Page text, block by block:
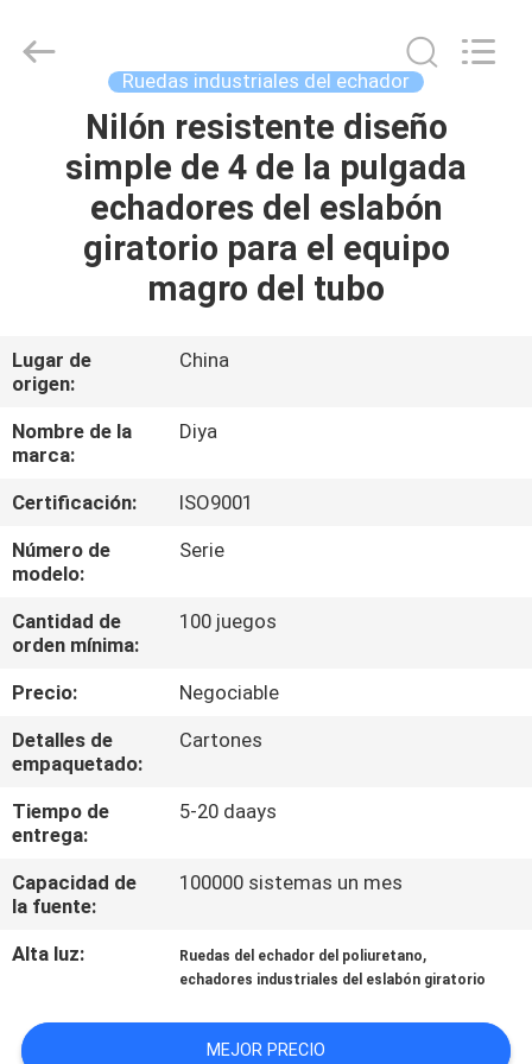
HOGAR
PRODUCTOS
SOBRE
VIAJE
DE
LA
FÁBRICA
CONTROL
DE
ÉNTRENOS
EN
CONTACTO
CON
NOTICIAS
CASOS
Ruedas industriales del echador
Nilón resistente diseño
simple de 4 de la pulgada
echadores del eslabón
giratorio para el equipo
magro del tubo
Lugar de
origen:
China
Nombre de la
marca:
Diya
Certificación:
ISO9001
Número de
modelo:
Serie
Cantidad de
orden mínima:
100 juegos
Precio:
Negociable
Detalles de
empaquetado:
Cartones
Tiempo de
entrega:
5-20 daays
Capacidad de
la fuente:
100000 sistemas un mes
Alta luz: Ruedas del echador del poliuretano,
echadores industriales del eslabón giratorio
MEJOR PRECIO